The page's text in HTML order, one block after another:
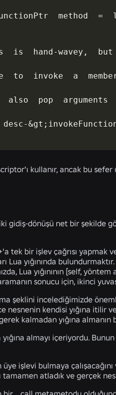
method  =
is  hand-wavey,
to  invoke  a
also  pop  arguments
kullanır, ancak bu
iki gidiş-dönüşü net bir
tek bir işlev çağrısı yapmak
Lua yığınında
Lua yığınının [self,
sonucu için, ikinci
şeklini incelediğimizde
nesnenin kendisi yığına itilir
kalmadan yığına almanın
yığına almayı içeriyordu.
üye işlevi bulmaya
tamamen atladık ve gerçek